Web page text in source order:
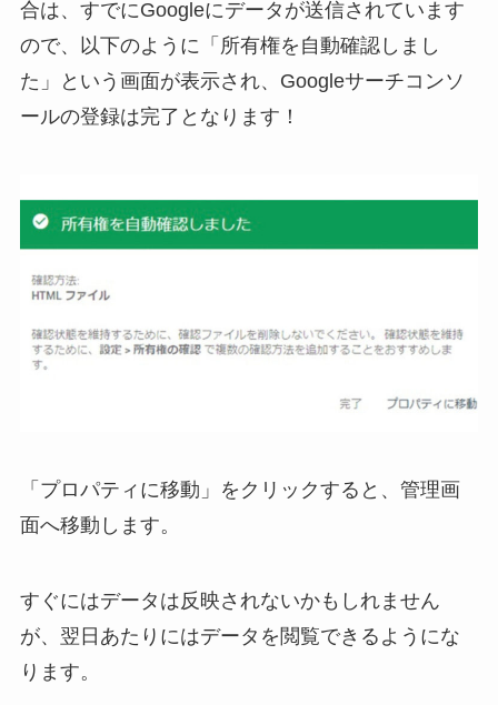
合は、すでにGoogleにデータが送信されています
ので、以下のように「所有権を自動確認しまし
た」という画面が表示され、Googleサーチコンソ
ールの登録は完了となります！
「プロパティに移動」をクリックすると、管理画
面へ移動します。
すぐにはデータは反映されないかもしれません
が、翌日あたりにはデータを閲覧できるようにな
ります。